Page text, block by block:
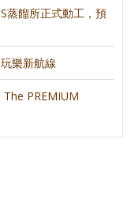
蒸餾所正式動工，預
樂新航線
PREMIUM